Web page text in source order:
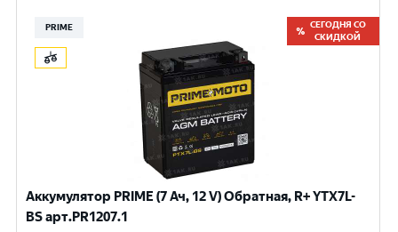
PRIME
СЕГОДНЯ СО
СКИДКОЙ
Аккумулятор PRIME (7 Ач, 12 V) Обратная, R+ YTX7L-
BS арт.PR1207.1